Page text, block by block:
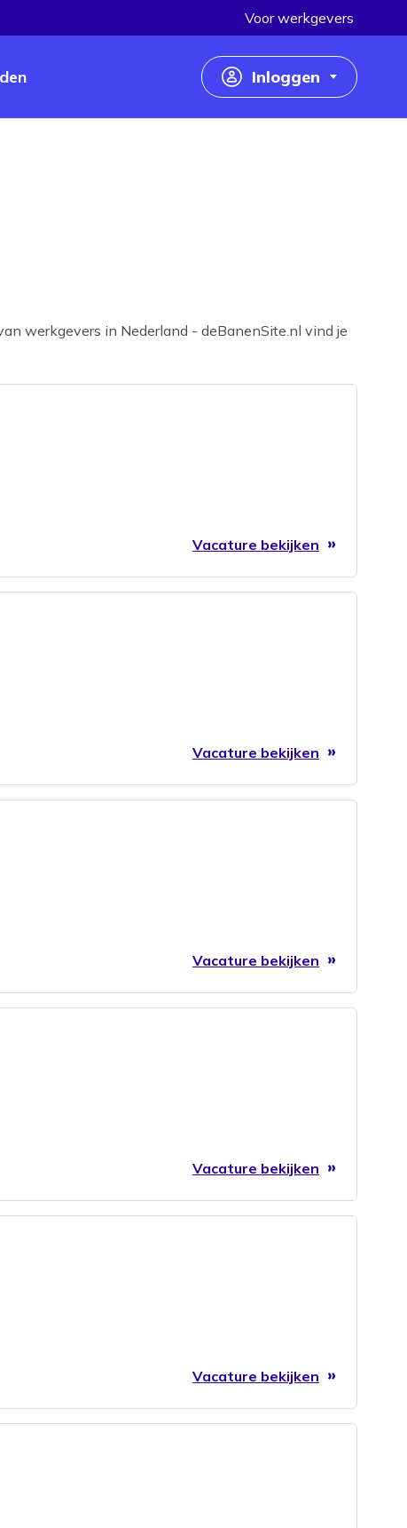
Voor werkgevers
Inloggen
werkgevers in Nederland - deBanenSite.nl vind je
Vacature bekijken
Vacature bekijken
Vacature bekijken
Vacature bekijken
Vacature bekijken